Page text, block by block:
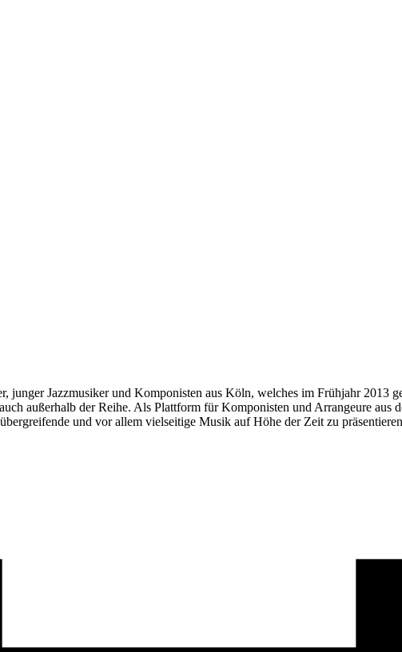
Jazzmusiker und Komponisten aus Köln, welches im Frühjahr 2013
außerhalb der Reihe. Als Plattform für Komponisten und Arrangeure aus
und vor allem vielseitige Musik auf Höhe der Zeit zu